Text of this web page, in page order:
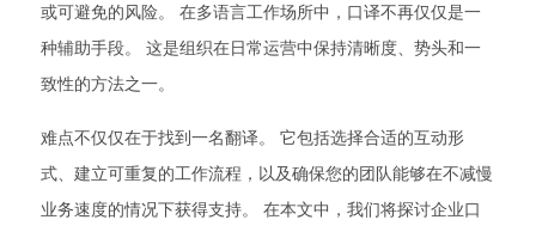
或可避免的风险。 在多语言工作场所中，口译不再仅仅是一
种辅助手段。 这是组织在日常运营中保持清晰度、势头和一
致性的方法之一。
难点不仅仅在于找到一名翻译。 它包括选择合适的互动形
式、建立可重复的工作流程，以及确保您的团队能够在不减慢
业务速度的情况下获得支持。 在本文中，我们将探讨企业口